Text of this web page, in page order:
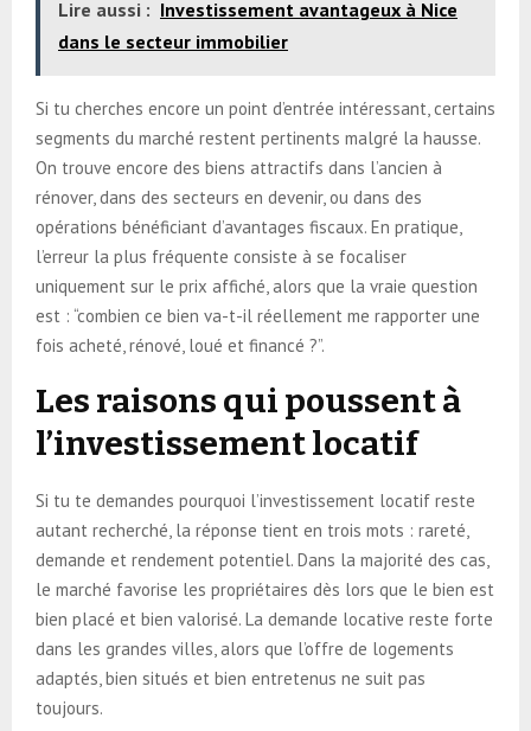
Lire aussi : Investissement avantageux à Nice
dans le secteur immobilier
Si tu cherches encore un point d’entrée intéressant, certains
segments du marché restent pertinents malgré la hausse.
On trouve encore des biens attractifs dans l’ancien à
rénover, dans des secteurs en devenir, ou dans des
opérations bénéficiant d’avantages fiscaux. En pratique,
l’erreur la plus fréquente consiste à se focaliser
uniquement sur le prix affiché, alors que la vraie question
est : “combien ce bien va-t-il réellement me rapporter une
fois acheté, rénové, loué et financé ?”.
Les raisons qui poussent à
l’investissement locatif
Si tu te demandes pourquoi l’investissement locatif reste
autant recherché, la réponse tient en trois mots : rareté,
demande et rendement potentiel. Dans la majorité des cas,
le marché favorise les propriétaires dès lors que le bien est
bien placé et bien valorisé. La demande locative reste forte
dans les grandes villes, alors que l’offre de logements
adaptés, bien situés et bien entretenus ne suit pas
toujours.